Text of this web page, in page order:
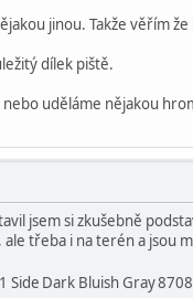
jinou. Takže věřím
dílek piště.
uděláme nějakou
jsem si zkušebně
třeba i na terén a jsou
Side Dark Bluish Gray